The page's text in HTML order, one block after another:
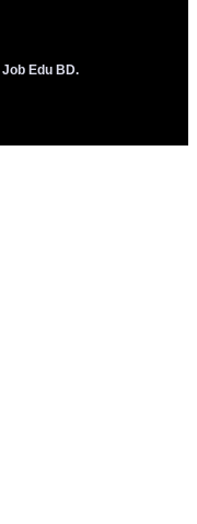
Job Edu BD.